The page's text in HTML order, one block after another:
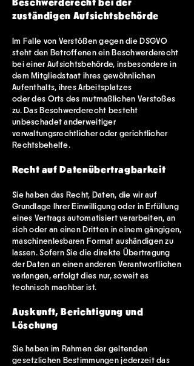
Beschwerderecht bei der
zuständigen Aufsichtsbehörde
Im Falle von Verstößen gegen die DSGVO
steht den Betroffenen ein Beschwerderecht
bei einer Aufsichtsbehörde, insbesondere in
dem Mitgliedstaat ihres gewöhnlichen
Aufenthalts, ihres Arbeitsplatzes
oder des Orts des mutmaßlichen Verstoßes
zu. Das Beschwerderecht besteht
unbeschadet anderweitiger
verwaltungsrechtlicher oder gerichtlicher
Rechtsbehelfe.
Recht auf Datenübertragbarkeit
Sie haben das Recht, Daten, die wir auf
Grundlage Ihrer Einwilligung oder in Erfüllung
eines Vertrags automatisiert verarbeiten, an
sich oder an einen Dritten in einem gängigen,
maschinenlesbaren Format aushändigen zu
lassen. Sofern Sie die direkte Übertragung
der Daten an einen anderen Verantwortlichen
verlangen, erfolgt dies nur, soweit es
technisch machbar ist.
Auskunft, Berichtigung und
Löschung
Sie haben im Rahmen der geltenden
gesetzlichen Bestimmungen jederzeit das